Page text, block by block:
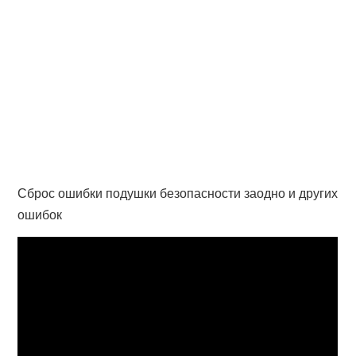
Сброс ошибки подушки безопасности заодно и других
ошибок